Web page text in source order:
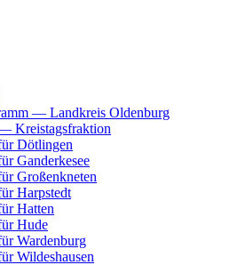
— Land­kreis Olden­burg
Kreis­tags­frak­ti­on
Döt­lin­gen
Gan­der­ke­see
Groß­enkne­ten
Harp­s­tedt
Hat­ten
Hude
War­den­burg
Wil­des­hau­sen